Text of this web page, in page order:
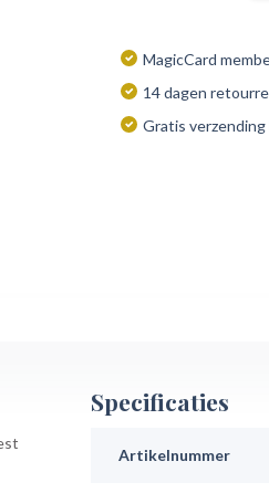
MagicCard
14 dagen
Gratis
Specificaties
Artikelnummer